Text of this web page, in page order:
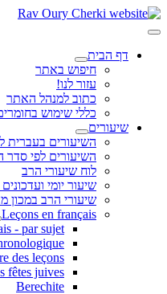
דף הבית
חיפוש באתר
עזור לנו!
כתוב למנהל האתר
כללי שימוש
שיעורים
השיעורים בעברית
השיעורים לפי
לוח שיעורי הרב
שיעור יומי
שיעורי הרב במכון
Leçons en français
- par sujet
des leçons
fêtes juives
Berechite